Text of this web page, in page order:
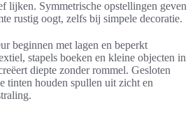
lijken. Symmetrische opstellingen geven
rustig oogt, zelfs bij simpele decoratie.
beginnen met lagen en beperkt
stapels boeken en kleine objecten in
diepte zonder rommel. Gesloten
tinten houden spullen uit zicht en